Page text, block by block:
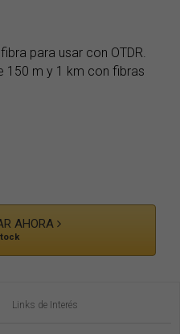
para usar con OTDR.
150 m y 1 km con fibras
AHORA
Links de Interés